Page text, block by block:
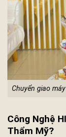
Chuyển giao
Công Nghệ
Thẩm Mỹ?